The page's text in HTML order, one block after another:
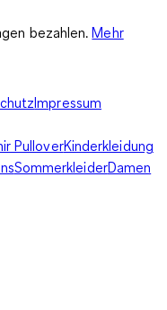
bezahlen. Mehr
Impressum
PulloverKinderkleidung
SommerkleiderDamen